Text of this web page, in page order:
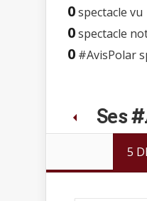
0spectacle vu
0spectacle
0 #AvisPolar
Ses
5